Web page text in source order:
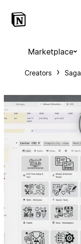
Marketplace
Creators Saga